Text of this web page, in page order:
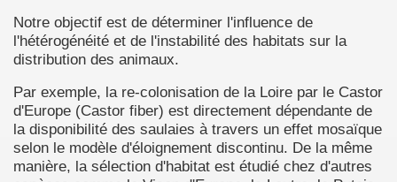
Notre objectif est de déterminer l'influence de
l'hétérogénéité et de l'instabilité des habitats sur la
distribution des animaux.
Par exemple, la re-colonisation de la Loire par le Castor
d'Europe (Castor fiber) est directement dépendante de
la disponibilité des saulaies à travers un effet mosaïque
selon le modèle d'éloignement discontinu. De la même
manière, la sélection d'habitat est étudié chez d'autres